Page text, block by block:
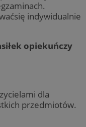
indywidualnie
opiekuńczy
dla
przedmiotów.